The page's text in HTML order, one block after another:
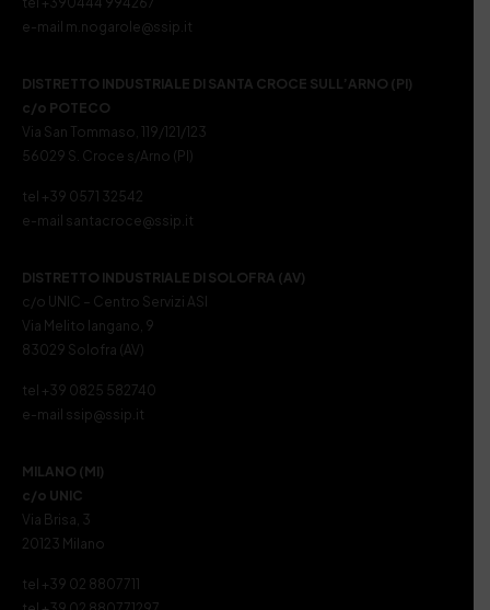
e-mail m.nogarole@ssip.it
DISTRETTO INDUSTRIALE DI SANTA CROCE SULL’ARNO (PI)
c/o POTECO
Via San Tommaso, 119/121/123
56029 S. Croce s/Arno (PI)
tel +39 0571 32542
e-mail santacroce@ssip.it
DISTRETTO INDUSTRIALE DI SOLOFRA (AV)
c/o UNIC – Centro Servizi ASI
Via Melito Iangano, 9
83029 Solofra (AV)
tel +39 0825 582740
e-mail ssip@ssip.it
MILANO (MI)
c/o UNIC
Via Brisa, 3
20123 Milano
tel +39 02 8807711